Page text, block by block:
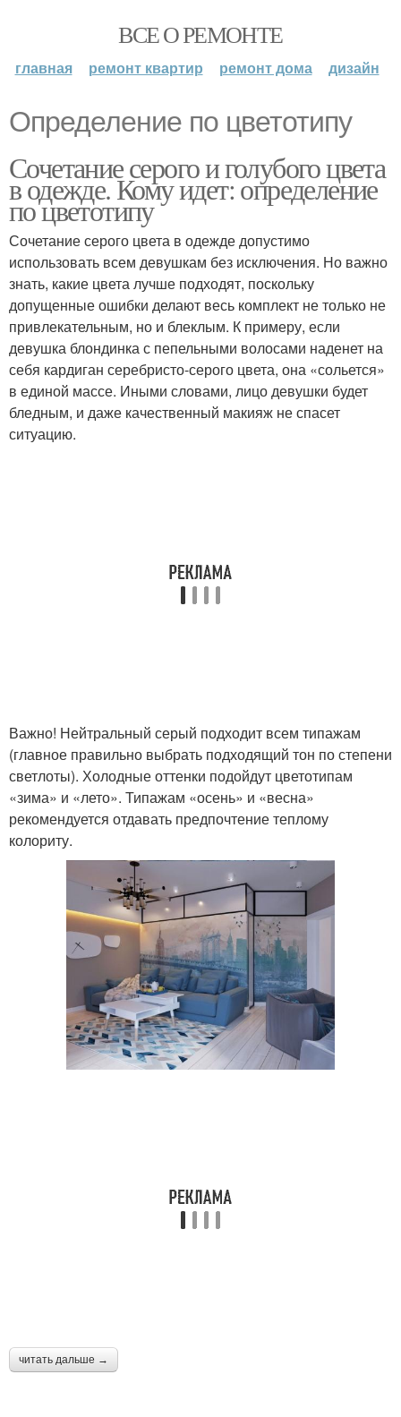
ВСЕ О РЕМОНТЕ
главная ремонт квартир ремонт дома дизайн
Определение по цветотипу
Сочетание серого и голубого цвета
в одежде. Кому идет: определение
по цветотипу
Сочетание серого цвета в одежде допустимо
использовать всем девушкам без исключения. Но важно
знать, какие цвета лучше подходят, поскольку
допущенные ошибки делают весь комплект не только не
привлекательным, но и блеклым. К примеру, если
девушка блондинка с пепельными волосами наденет на
себя кардиган серебристо-серого цвета, она «сольется»
в единой массе. Иными словами, лицо девушки будет
бледным, и даже качественный макияж не спасет
ситуацию.
Важно! Нейтральный серый подходит всем типажам
(главное правильно выбрать подходящий тон по степени
светлоты). Холодные оттенки подойдут цветотипам
«зима» и «лето». Типажам «осень» и «весна»
рекомендуется отдавать предпочтение теплому
колориту.
читать дальше →